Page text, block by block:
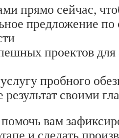
прямо сейчас,
предложение
проектов для
пробного
своими
вам
и сделать